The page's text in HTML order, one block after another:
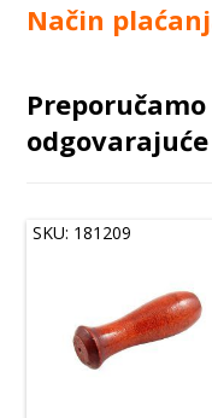
Način
SKU: 181209